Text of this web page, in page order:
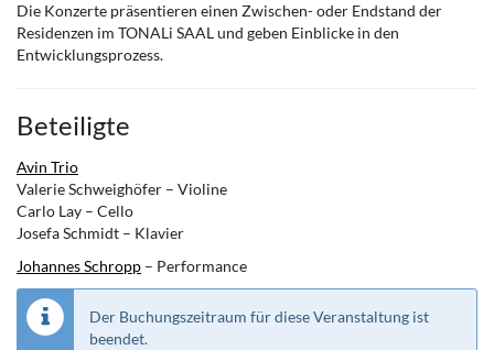
Die Konzerte präsentieren einen Zwischen- oder Endstand der
Residenzen im TONALi SAAL und geben Einblicke in den
Entwicklungsprozess.
Beteiligte
Avin Trio
Valerie Schweighöfer – Violine
Carlo Lay – Cello
Josefa Schmidt – Klavier
Johannes Schropp – Performance
Der Buchungszeitraum für diese Veranstaltung ist
beendet.